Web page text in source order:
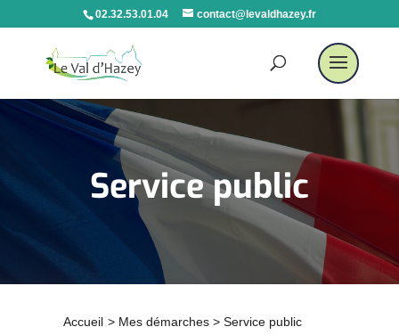
02.32.53.01.04 contact@levaldhazey.fr
Service public
Accueil > Mes démarches > Service public